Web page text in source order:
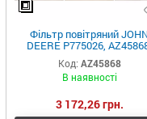
Фільтр повітряний
DEERE P775026,
46816
Код: AZ45868
В наявності
3 172,26 грн.